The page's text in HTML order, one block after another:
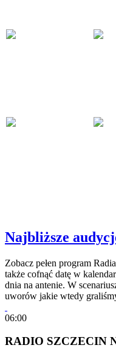
Najbliższe
Zobacz pełen program
także cofnąć datę w
dnia na antenie. W
uworów jakie wtedy
06:00
RADIO SZCZECIN